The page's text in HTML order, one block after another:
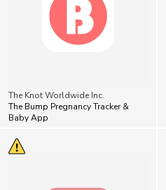
The Knot Worldwide Inc.
The Bump Pregnancy Tracker &
Baby App